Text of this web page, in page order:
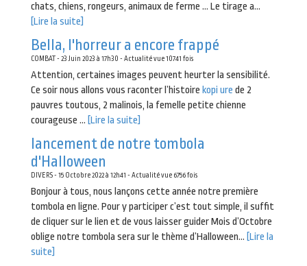
chats, chiens, rongeurs, animaux de ferme … Le tirage a...
[Lire la suite]
Bella, l'horreur a encore frappé
COMBAT - 23 Juin 2023 à 17h30 - Actualité vue 10741 fois
Attention, certaines images peuvent heurter la sensibilité.
Ce soir nous allons vous raconter l’histoire kopi ure de 2
pauvres toutous, 2 malinois, la femelle petite chienne
courageuse ... [Lire la suite]
lancement de notre tombola
d'Halloween
DIVERS - 15 Octobre 2022 à 12h41 - Actualité vue 6756 fois
Bonjour à tous, nous lançons cette année notre première
tombola en ligne. Pour y participer c’est tout simple, il suffit
de cliquer sur le lien et de vous laisser guider Mois d’Octobre
oblige notre tombola sera sur le thème d’Halloween... [Lire la
suite]